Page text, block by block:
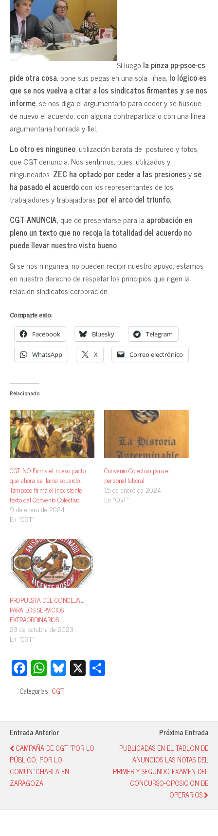
Si luego la pinza pp-psoe-cs
pide otra cosa, pone sus pegas en una sola línea, lo lógico es
que se nos vuelva a citar a los sindicatos firmantes y se nos
informe, se nos diga el argumentario para ceder y se busque
de nuevo el acuerdo, con alguna contrapartida o con una línea
argumentaria honrada y fiel.
Lo otro es ninguneo, utilización barata de postureo y fotos,
que CGT denuncia. Nos sentimos, pues, utilizados y
ninguneados. ZEC ha optado por ceder a las presionesyse
ha pasado el acuerdocon los representantes de los
trabajadores y trabajadoras por el arco del triunfo.
CGT ANUNCIA, que de presentarse para la aprobación en
pleno un texto que no recoja la totalidad del acuerdo no
puede llevar nuestro visto bueno.
Si se nos ningunea, no pueden recibir nuestro apoyo; estamos
en nuestro derecho de respetar los principios que rigen la
relación sindicatos-corporación.
Comparte esto:
Facebook Bluesky Telegram
WhatsApp X Correo electrónico
Relacionado
CGT NO Firma el nuevo pacto,
que ahora se llama acuerdo.
Tampoco firma el inexistente
texto del Convenio Colectivo.
9 de enero de 2024
En «CGT»
Convenio Colectivo para el
personal laboral
15 de enero de 2024
En «CGT»
PROPUESTA DEL CONCEJAL
PARA LOS SERVICIOS
EXTRAORDINARIOS
23 de octubre de 2023
En «CGT»
Fa
ce
bo
ok
W
ha
ts
A
pp
Bl
ue
y
X
pa
Categorías: CGT
Entrada Anterior
CAMPAÑA DE CGT "POR LO
PÚBLICO, POR LO
COMÚN".CHARLA EN
ZARAGOZA
Próxima Entrada
PUBLICADAS EN EL TABLON DE
ANUNCIOS LAS NOTAS DEL
PRIMER Y SEGUNDO EXAMEN DEL
CONCURSO-OPOSICION DE
OPERARIOS